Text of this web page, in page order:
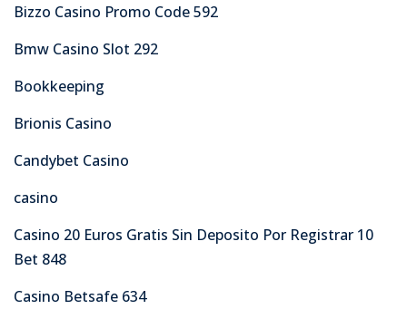
Bizzo Casino Promo Code 592
Bmw Casino Slot 292
Bookkeeping
Brionis Casino
Candybet Casino
casino
Casino 20 Euros Gratis Sin Deposito Por Registrar 10
Bet 848
Casino Betsafe 634